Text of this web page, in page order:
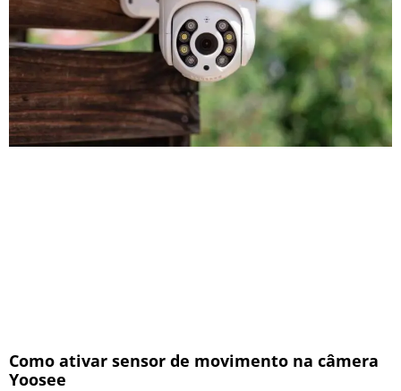
Como ativar sensor de movimento na câmera
Yoosee